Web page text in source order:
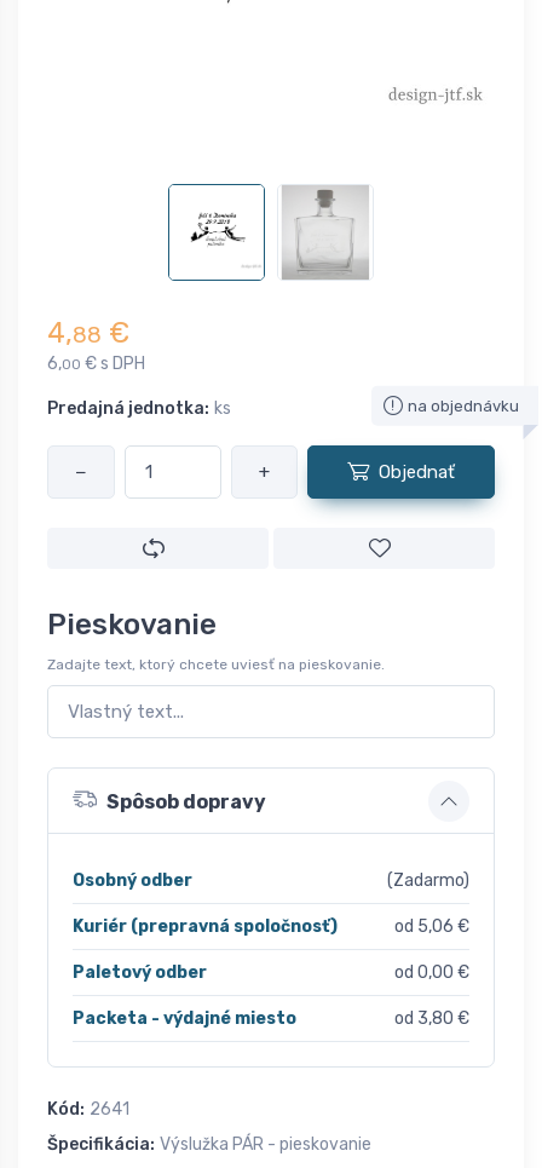
4,88 €
6,00 € s DPH
Predajná jednotka: ks na objednávku
− + Objednať
Pieskovanie
Zadajte text, ktorý chcete uviesť na pieskovanie.
Spôsob dopravy
Osobný odber (Zadarmo)
Kuriér (prepravná spoločnosť) od 5,06 €
Paletový odber od 0,00 €
Packeta - výdajné miesto od 3,80 €
Kód: 2641
Špecifikácia: Výslužka PÁR - pieskovanie